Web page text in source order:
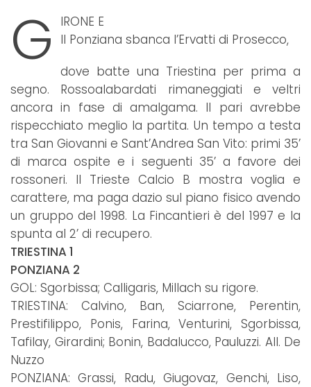
G
IRONE E
Il Ponziana sbanca l’Ervatti di Prosecco,
dove batte una Triestina per prima a
segno. Rossoalabardati rimaneggiati e veltri
ancora in fase di amalgama. Il pari avrebbe
rispecchiato meglio la partita. Un tempo a testa
tra San Giovanni e Sant’Andrea San Vito: primi 35’
di marca ospite e i seguenti 35’ a favore dei
rossoneri. Il Trieste Calcio B mostra voglia e
carattere, ma paga dazio sul piano fisico avendo
un gruppo del 1998. La Fincantieri è del 1997 e la
spunta al 2’ di recupero.
TRIESTINA 1
PONZIANA 2
GOL: Sgorbissa; Calligaris, Millach su rigore.
TRIESTINA: Calvino, Ban, Sciarrone, Perentin,
Prestifilippo, Ponis, Farina, Venturini, Sgorbissa,
Tafilay, Girardini; Bonin, Badalucco, Pauluzzi. All. De
Nuzzo
PONZIANA: Grassi, Radu, Giugovaz, Genchi, Liso,